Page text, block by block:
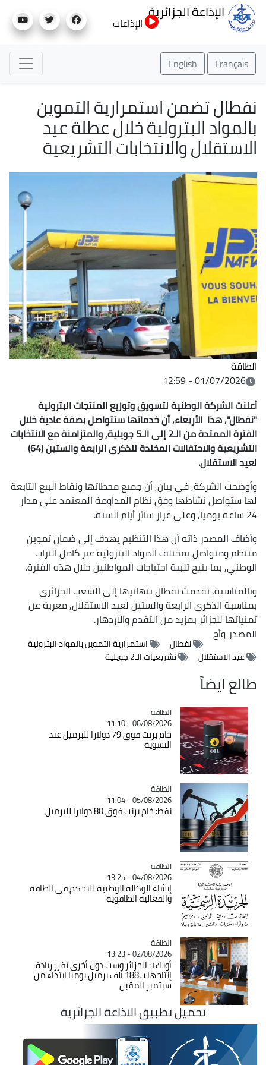
إلى
الإذاعة الجزائرية
الإذاعات
Français
English
نفطال تضمن استمرارية التموين
بالمواد البترولية خلال عطلة عيد
الاستقلال والانتخابات التشريعية
الطاقة
01/07/2026 - 12:59
أعلنت الشركة الوطنية لتسويق وتوزيع المنتجات البترولية
"نفطال", هذا الأربعاء, أن خدماتها ستتواصل بصفة عادية خلال
الفترة الممتدة من الـ2 إلى الـ5 جويلية, والمتزامنة مع الانتخابات
التشريعية والاحتفالات المخلدة للذكرى الرابعة والستين (64)
لعيد الاستقلال.
وأوضحت الشركة, في بيان, أن جميع محطاتها ونقاط البيع التابعة
لها ستواصل نشاطها وفق نظام المداومة المعتمد على مدار
24 ساعة يوميا, وعلى غرار سائر أيام السنة.
وأضاف المصدر ذاته أن هذا التنظيم يهدف إلى ضمان تموين
منتظم ومتواصل بمختلف المواد البترولية عبر كامل التراب
الوطني, بما يتيح تلبية احتياجات المواطنين خلال هذه الفترة.
وبالمناسبة, تقدمت نفطال بتهانيها إلى الشعب الجزائري
بمناسبة الذكرى الرابعة والستين لعيد الاستقلال, معربة عن
تمنياتها للجزائر بمزيد من التقدم والازدهار.
المصدروأج
نفطال
استمرارية التموين بالمواد البترولية
عيد الاستقلال
تشريعيات الـ2 جويلية
طالع ايضاً
Catégorie
الطاقة
06/08/2026 - 11:10
خام برنت فوق 79 دولارا للبرميل عند
التسوية
Catégorie
الطاقة
05/08/2026 - 11:04
نفط: خام برنت فوق 80 دولارا للبرميل
Catégorie
الطاقة
04/08/2026 - 13:25
إنشاء الوكالة الوطنية للتحكم في الطاقة
والفعالية الطاقوية
Catégorie
الطاقة
02/08/2026 - 13:23
أوبك+: الجزائر وست دول أخرى تقرر زيادة
إنتاجها ب188 ألف برميل يوميا ابتداء من
سبتمبر المقبل
تحميل تطبيق الاذاعة الجزائرية